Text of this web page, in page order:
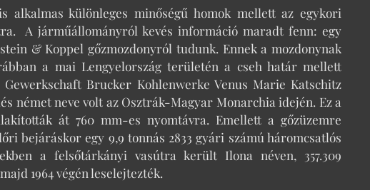
különleges minőségű homok mellett az egykori
A járműállományról kevés információ maradt fenn: egy
& Koppel gőzmozdonyról tudunk. Ennek a mozdonynak
a mai Lengyelország területén a cseh határ mellett
Brucker Kohlenwerke Venus Marie Katschitz
német neve volt az Osztrák-Magyar Monarchia idején. Ez a
át 760 mm-es nyomtávra. Emellett a gőzüzemre
bejáráskor egy 9,9 tonnás 2833 gyári számú háromcsatlós
a felsőtárkányi vasútra került Ilona néven, 357.309
1964 végén leselejtezték.